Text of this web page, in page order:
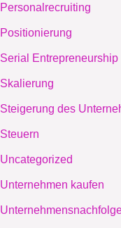
Personalrecruiting
Positionierung
Serial Entrepreneurship
Skalierung
Steigerung des
Steuern
Uncategorized
Unternehmen kaufen